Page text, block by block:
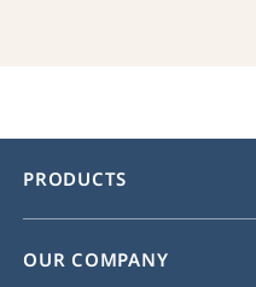
PRODUCTS
OUR COMPANY